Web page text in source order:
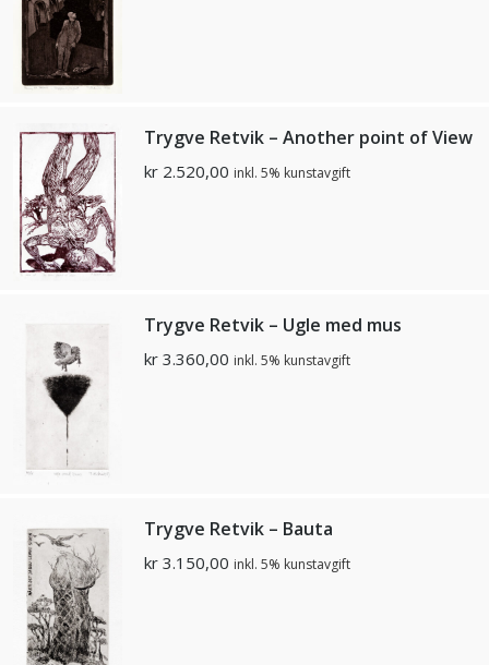
Trygve Retvik – Another point of View
kr 2.520,00 inkl. 5% kunstavgift
Trygve Retvik – Ugle med mus
kr 3.360,00 inkl. 5% kunstavgift
Trygve Retvik – Bauta
kr 3.150,00 inkl. 5% kunstavgift